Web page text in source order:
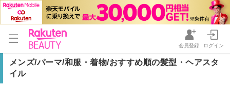
会員登録 ログイン
メンズ/パーマ/和服・着物/おすすめ順の髪型・ヘアスタ
イル